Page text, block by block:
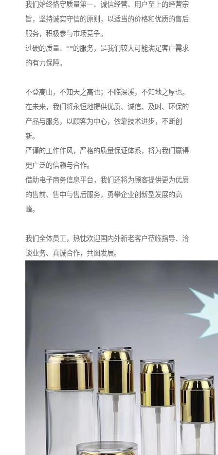
我们始终恪守质量第一、诚信经营、用户至上的经营宗
旨，坚持诚实守信的原则，以适当的价格和优质的售后
服务，积极参与市场竞争。
过硬的质量、**的服务，是我们较大可能满足客户需求
的有力保障。
不登高山，不知天之高也；不临深溪，不知地之厚也。
在未来，我们将永恒地提供优质、诚信、及时、环保的
产品与服务，以顾客为中心，依靠技术进步，不断创
新。
严谨的工作作风，严格的质量保证体系，将为我们赢得
更广泛的信赖与合作。
借助电子商务信息平台，我们还将为顾客提供更为优质
的售前、售中与售后服务，勇攀企业创新型发展的高
峰。
我们全体员工，热忱欢迎国内外新老客户莅临指导、洽
谈业务、真诚合作，共图发展。